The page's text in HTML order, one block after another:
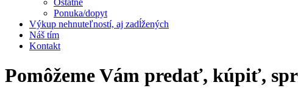
Ostatné
Ponuka/dopyt
Výkup nehnuteľností, aj zadĺžených
Náš tím
Kontakt
Pomôžeme Vám predať, kúpiť,